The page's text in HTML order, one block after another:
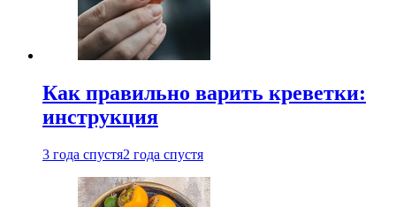
Как правильно варить креветки:
инструкция
3 года спустя2 года спустя